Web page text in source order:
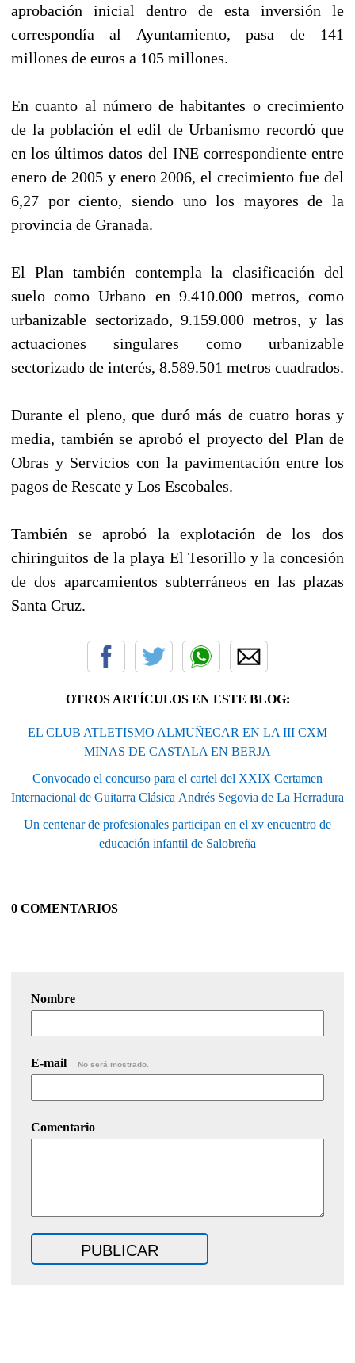
aprobación inicial dentro de esta inversión le
correspondía al Ayuntamiento, pasa de 141
millones de euros a 105 millones.
En cuanto al número de habitantes o crecimiento
de la población el edil de Urbanismo recordó que
en los últimos datos del INE correspondiente entre
enero de 2005 y enero 2006, el crecimiento fue del
6,27 por ciento, siendo uno los mayores de la
provincia de Granada.
El Plan también contempla la clasificación del
suelo como Urbano en 9.410.000 metros, como
urbanizable sectorizado, 9.159.000 metros, y las
actuaciones singulares como urbanizable
sectorizado de interés, 8.589.501 metros cuadrados.
Durante el pleno, que duró más de cuatro horas y
media, también se aprobó el proyecto del Plan de
Obras y Servicios con la pavimentación entre los
pagos de Rescate y Los Escobales.
También se aprobó la explotación de los dos
chiringuitos de la playa El Tesorillo y la concesión
de dos aparcamientos subterráneos en las plazas
Santa Cruz.
OTROS ARTÍCULOS EN ESTE BLOG:
EL CLUB ATLETISMO ALMUÑECAR EN LA III CXM
MINAS DE CASTALA EN BERJA
Convocado el concurso para el cartel del XXIX Certamen
Internacional de Guitarra Clásica Andrés Segovia de La Herradura
Un centenar de profesionales participan en el xv encuentro de
educación infantil de Salobreña
0 COMENTARIOS
Nombre
E-mail No será mostrado.
Comentario